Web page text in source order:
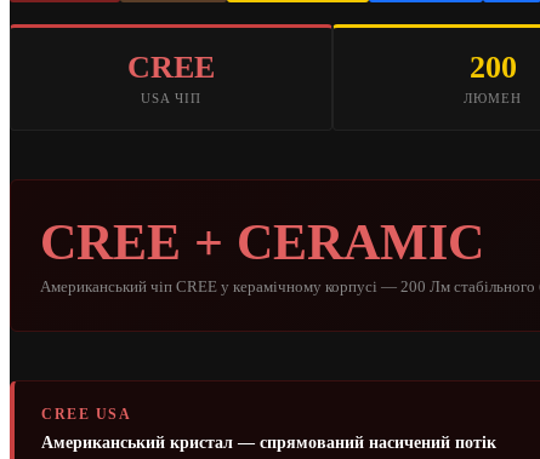
CREE
USA ЧІП
200
ЛЮМЕН
CREE + CERAMIC
Американський чіп CREE у керамічному корпусі — 200 Лм стабільного
CREE USA
Американський кристал — спрямований насичений потік